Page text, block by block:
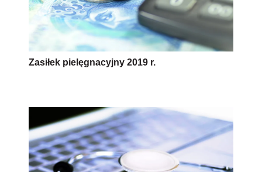
Zasiłek pielęgnacyjny 2019 r.